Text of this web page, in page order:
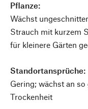
Pflanze:
Wächst
Strauch mit kurzem
für kleinere Gärten
Standortansprüche:
Gering; wächst an
Trockenheit